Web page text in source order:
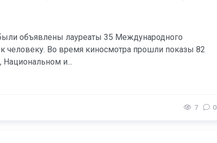
объявлены лауреаты 35 Международного
человеку. Во время киносмотра прошли показы 82
и...
7 0